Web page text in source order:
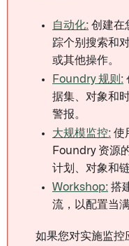
自动化: 创建在
踪个别搜索和
或其他操作。
Foundry 规则:
据集、对象和
警报。
大规模监控: 使
Foundry 资源
计划、对象和
Workshop: 搭
流，以配置当
如果您对实施监控